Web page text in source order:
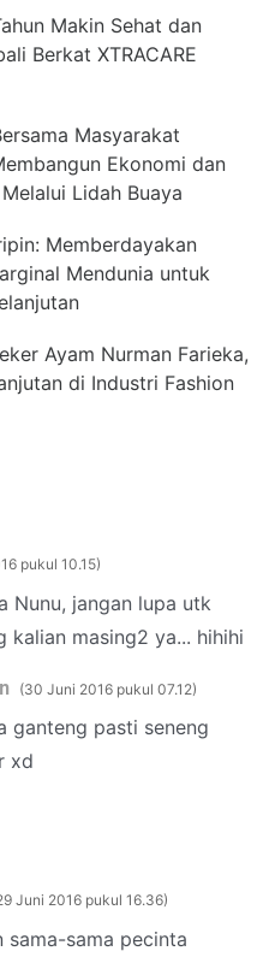
Makin Sehat dan
Berkat XTRACARE
Masyarakat
Ekonomi dan
Lidah Buaya
Memberdayakan
Mendunia untuk
Ayam Nurman Farieka,
di Industri Fashion
pukul 10.15
Nunu, jangan lupa utk
kalian masing2 ya... hihihi
30 Juni 2016 pukul 07.12
ganteng pasti seneng
xd
Juni 2016 pukul 16.36
sama-sama pecinta